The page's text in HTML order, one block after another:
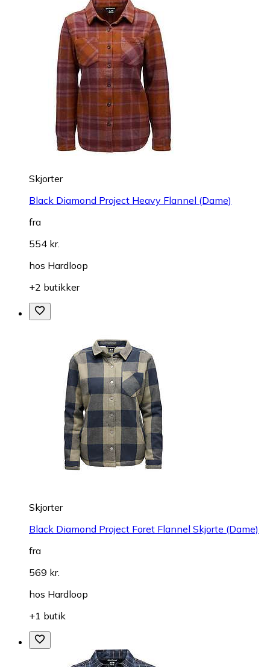
Skjorter
Black Diamond Project Heavy Flannel (Dame)
fra
554 kr.
hos Hardloop
+2 butikker
Skjorter
Black Diamond Project Foret Flannel Skjorte (Dame)
fra
569 kr.
hos Hardloop
+1 butik